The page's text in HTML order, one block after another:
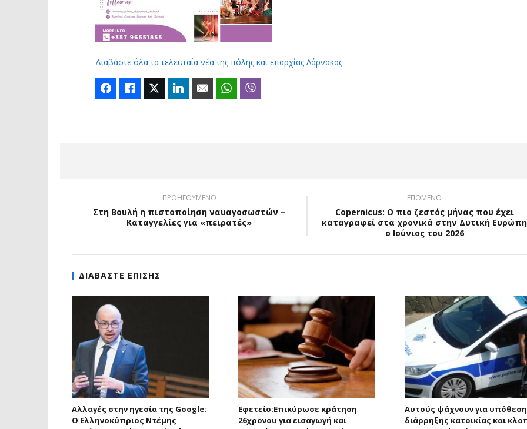
Διαβάστε όλα τα τελευταία νέα της πόλης και επαρχίας Λάρνακας
FacebookLike Twitter LinkedIn Email WhatsApp
ΠΡΟΗΓΟΥΜΕΝΟ
Στη Βουλή η πιστοποίηση ναυαγοσωστών –
Καταγγελίες για «πειρατές»
ΕΠΟΜΕΝΟ
Copernicus: Ο πιο ζεστός μήνας που έχει
καταγραφεί στα χρονικά στην Δυτική Ευρώπη
ο Ιούνιος του 2026
ΔΙΑΒΑΣΤΕ ΕΠΙΣΗΣ
Αλλαγές στην ηγεσία της Google:
Ο Ελληνοκύπριος Ντέμης
Εφετείο:Eπικύρωσε κράτηση
26χρονου για εισαγωγή και
Αυτούς ψάχνουν για υπόθεση
διάρρηξης κατοικίας και